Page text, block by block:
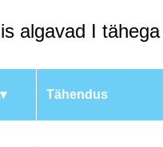
algavad I tähega
Tähendus